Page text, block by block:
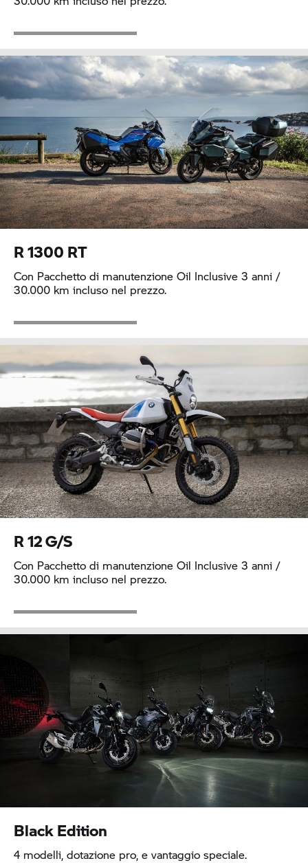
R 1300 RT
Con Pacchetto di manutenzione Oil Inclusive 3 anni /
30.000 km incluso nel prezzo.
R 12 G/S
Con Pacchetto di manutenzione Oil Inclusive 3 anni /
30.000 km incluso nel prezzo.
Black Edition
4 modelli, dotazione pro, e vantaggio speciale.